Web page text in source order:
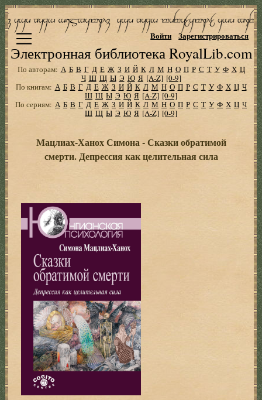
Электронная библиотека RoyalLib.com
Войти Зарегистрироваться
По авторам: А Б В Г Д Е Ж З И Й К Л М Н О П Р С Т У Ф Х Ц
Ч Ш Щ Ы Э Ю Я [A-Z] [0-9]
По книгам: А Б В Г Д Е Ж З И Й К Л М Н О П Р С Т У Ф Х Ц Ч
Ш Щ Ы Э Ю Я [A-Z] [0-9]
По сериям: А Б В Г Д Е Ж З И Й К Л М Н О П Р С Т У Ф Х Ц Ч
Ш Щ Ы Э Ю Я [A-Z] [0-9]
Мацлиах-Ханох Симона - Сказки обратимой
смерти. Депрессия как целительная сила